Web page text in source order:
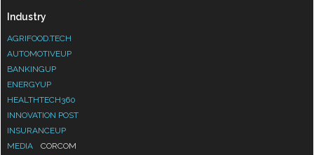
Industry
AGRIFOOD.TECH
AUTOMOTIVEUP
BANKINGUP
ENERGYUP
HEALTHTECH360
INNOVATION POST
INSURANCEUP
MEDIA
CORCOM